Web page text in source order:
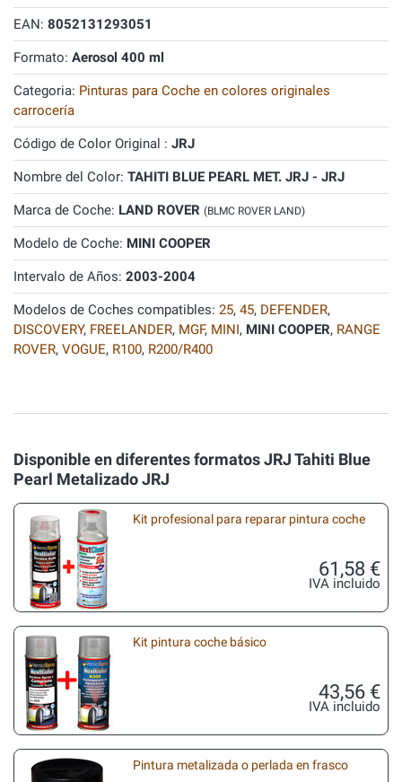
EAN: 8052131293051
Formato: Aerosol 400 ml
Categoria: Pinturas para Coche en colores originales
carrocería
Código de Color Original : JRJ
Nombre del Color: TAHITI BLUE PEARL MET. JRJ - JRJ
Marca de Coche: LAND ROVER (BLMC ROVER LAND)
Modelo de Coche: MINI COOPER
Intervalo de Años: 2003-2004
Modelos de Coches compatibles: 25, 45, DEFENDER,
DISCOVERY, FREELANDER, MGF, MINI, MINI COOPER, RANGE
ROVER, VOGUE, R100, R200/R400
Disponible en diferentes formatos JRJ Tahiti Blue
Pearl Metalizado JRJ
Kit profesional para reparar pintura coche
61,58 €
IVA incluido
Kit pintura coche básico
43,56 €
IVA incluido
Pintura metalizada o perlada en frasco